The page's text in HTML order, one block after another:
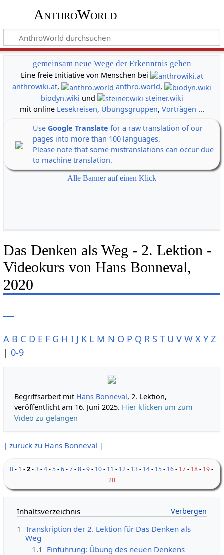
AnthroWorld
gemeinsam neue Wege der Erkenntnis gehen
Eine freie Initiative von Menschen bei
anthrowiki.at, anthro.world,
biodyn.wiki und
steiner.wiki
mit online Lesekreisen, Übungsgruppen, Vorträgen ...
Use Google Translate for a raw translation of our
pages into more than 100 languages.
Please note that some mistranslations can occur due
to machine translation.
Alle Banner auf einen Klick
Das Denken als Weg - 2. Lektion -
Videokurs von Hans Bonneval,
2020
A B C D E F G H I J K L M N O P Q R S T U V W X Y Z
| 0-9
Begriffsarbeit mit Hans Bonneval, 2. Lektion,
veröffentlicht am 16. Juni 2025. Hier klicken um zum
Video zu gelangen
| zurück zu Hans Bonneval |
0- 1 -2-3-4-5-6-7-8-9- 10- 11 - 12- 13- 14- 15- 16- 17- 18- 19-
20
Inhaltsverzeichnis
1 Transkription der 2. Lektion für Das Denken als
Weg
1.1 Einführung: Übung des neuen Denkens